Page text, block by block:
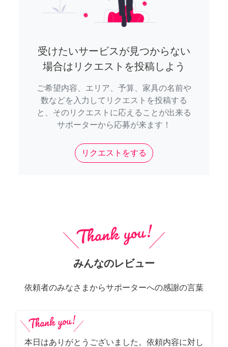
受けたいサービスが見つからない
場合はリクエストを投稿しよう
ご希望内容、エリア、予算、家具の名前や
数などを入力してリクエストを投稿する
と、そのリクエストに応えることが出来る
サポーターから応募が来ます！
リクエストをする
みんなのレビュー
依頼者のみなさまからサポーターへの感謝の言葉
本日はありがとうございました。依頼内容に対し